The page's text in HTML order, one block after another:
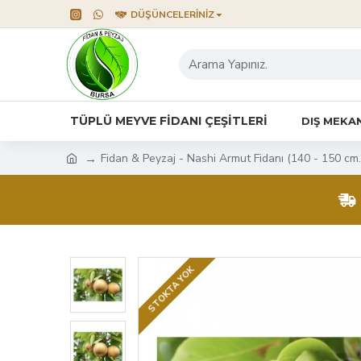
DÜŞÜNCELERINIZ
TÜPLÜ MEYVE FİDANI ÇEŞİTLERİ DIŞ
Fidan & Peyzaj - Nashi Armut Fidanı (140 - 150
STOKTA YOK